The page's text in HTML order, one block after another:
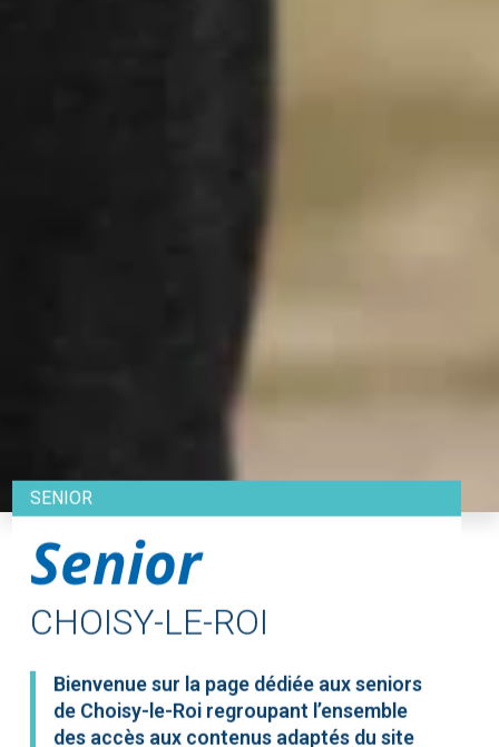
SENIOR
Senior
CHOISY-LE-ROI
Bienvenue sur la page dédiée aux seniors
de Choisy-le-Roi regroupant l’ensemble
des accès aux contenus adaptés du site